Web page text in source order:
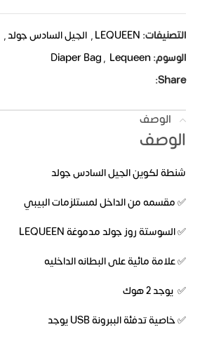
التصنيفات: LEQUEEN
, الجيل السادس جولد,
الوسوم:
Diaper Bag, Lequeen
Share:
الوصف
الوصف
شنطة لكوين الجيل السادس جولد
✅ مقسمه من الداخل لمستلزمات البيبي
✅ السوستة روز جولد مدموغة LEQUEEN
✅ علامة مائية على البطانه الداخليه
✅ يوجد 2 هوك
✅ خاصية تدفئة الببرونة USB يوجد